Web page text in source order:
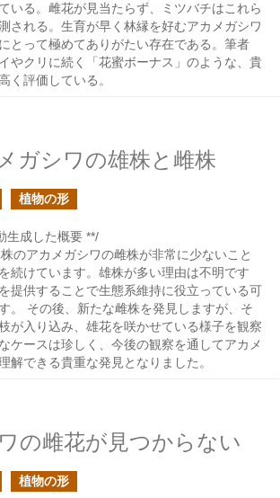
いる。雌花が見当たらず、ミツバチはこれら
される。生育が早く林縁を好むアカメガシワ
とって極めてありがたい存在である。筆者
やクリに続く「花蜜ボーナス」のような、貴
く評価している。
ガシワの雄株と雌株
植物の形
生成した概要 **/
のアカメガシワの雌株が非常に少ないこと
続けています。雄株が多い理由は不明です
提供することで生態系維持に役立っている可
。 その後、新たな雌株を発見しますが、そ
が入り込み、雄花を咲かせている様子を観察
ケースは珍しく、今後の観察を通してアカメ
解できる貴重な発見となりました。
の雌花が見つからない
植物の形